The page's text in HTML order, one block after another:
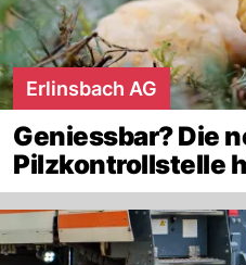
Erlinsbach AG
Geniessbar? Die
Pilzkontrollstelle